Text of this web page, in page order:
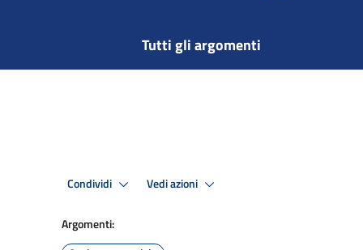
Tutti gli argomenti
Condividi Vedi azioni
Argomenti: